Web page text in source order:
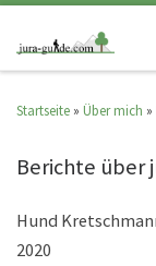
Startseite » Über mich »
Berichte über
Hund
2020